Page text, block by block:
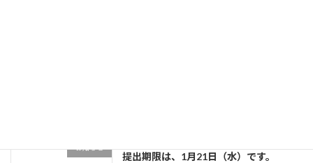
お知らせ
提出期限は、1月21日（水）です。